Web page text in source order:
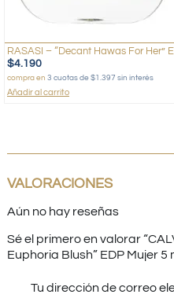
RASASI – “Decant Hawas For Her”
$4.190
compra en 3 cuotas de $1.397 sin interés
Añadir al carrito
VALORACIONES
Aún no hay reseñas
Sé el primero en valorar
Euphoria Blush” EDP Mujer 5
Tu dirección de correo